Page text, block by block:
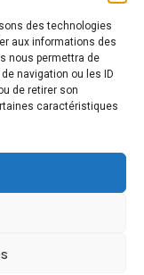
des technologies
aux informations des
nous permettra de
navigation ou les ID
de retirer son
caractéristiques